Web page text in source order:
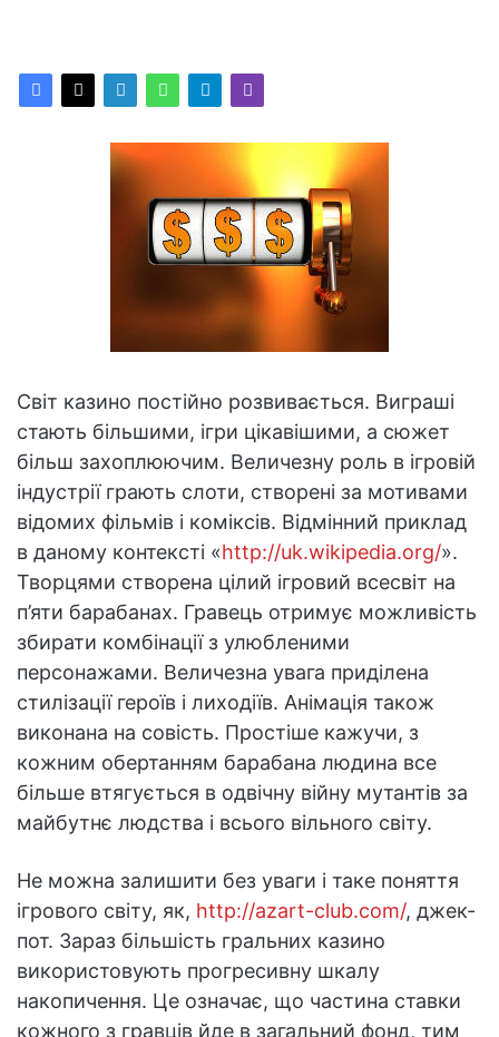
Світ казино постійно розвивається. Виграші
стають більшими, ігри цікавішими, а сюжет
більш захоплюючим. Величезну роль в ігровій
індустрії грають слоти, створені за мотивами
відомих фільмів і коміксів. Відмінний приклад
в даному контексті «http://uk.wikipedia.org/».
Творцями створена цілий ігровий всесвіт на
п’яти барабанах. Гравець отримує можливість
збирати комбінації з улюбленими
персонажами. Величезна увага приділена
стилізації героїв і лиходіїв. Анімація також
виконана на совість. Простіше кажучи, з
кожним обертанням барабана людина все
більше втягується в одвічну війну мутантів за
майбутнє людства і всього вільного світу.
Не можна залишити без уваги і таке поняття
ігрового світу, як, http://azart-club.com/, джек-
пот. Зараз більшість гральних казино
використовують прогресивну шкалу
накопичення. Це означає, що частина ставки
кожного з гравців йде в загальний фонд, тим